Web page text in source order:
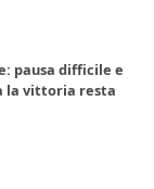
pausa difficile e
la vittoria resta